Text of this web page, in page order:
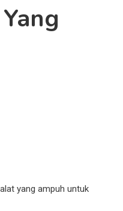
yang ampuh untuk